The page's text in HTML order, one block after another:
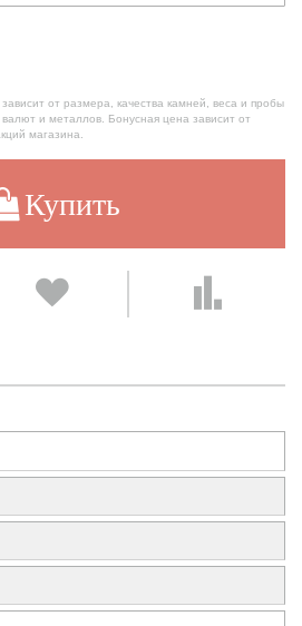
от размера, качества камней, веса и пробы
и металлов. Бонусная цена зависит от
магазина.
Купить